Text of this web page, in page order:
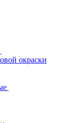
окраски